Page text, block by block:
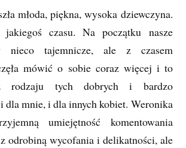
młoda, piękna, wysoka dziewczyna.
czasu. Na początku nasze
nieco tajemnicze, ale z czasem
mówić o sobie coraz więcej i to
rodzaju tych dobrych i bardzo
dla mnie, i dla innych kobiet. Weronika
umiejętność komentowania
odrobiną wycofania i delikatności, ale